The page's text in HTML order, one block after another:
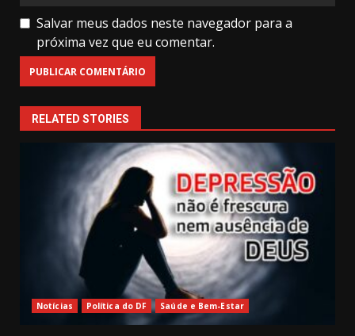
Salvar meus dados neste navegador para a
próxima vez que eu comentar.
RELATED STORIES
Notícias Política do DF Saúde e Bem-Estar